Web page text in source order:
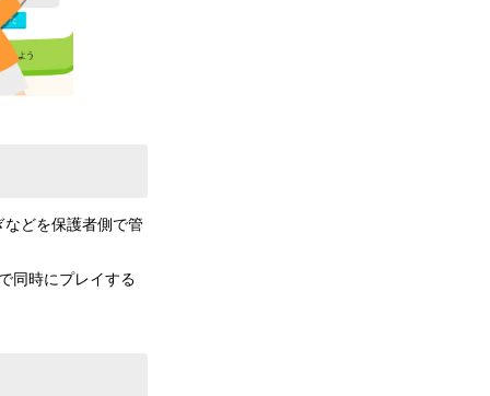
どを保護者側で管
同時にプレイする